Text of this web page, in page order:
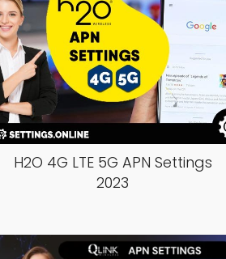
H2O 4G LTE 5G APN Settings
2023